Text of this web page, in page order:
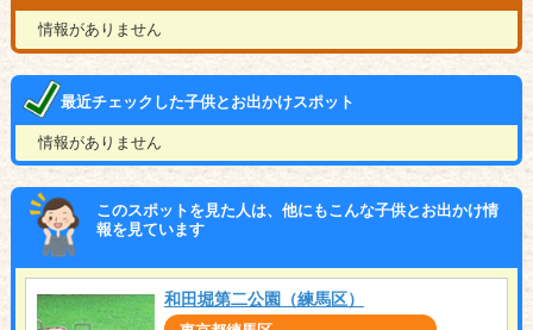
情報がありません
最近チェックした子供とお出かけスポット
情報がありません
このスポットを見た人は、他にもこんな子供とお出かけ情
報を見ています
和田堀第二公園（練馬区）